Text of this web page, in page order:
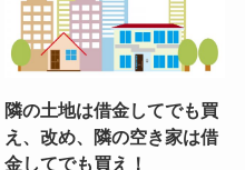
隣の土地は借金してでも買
え、改め、隣の空き家は借
金してでも買え！